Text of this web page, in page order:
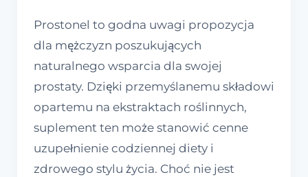
Prostonel to godna uwagi propozycja
dla mężczyzn poszukujących
naturalnego wsparcia dla swojej
prostaty. Dzięki przemyślanemu składowi
opartemu na ekstraktach roślinnych,
suplement ten może stanowić cenne
uzupełnienie codziennej diety i
zdrowego stylu życia. Choć nie jest